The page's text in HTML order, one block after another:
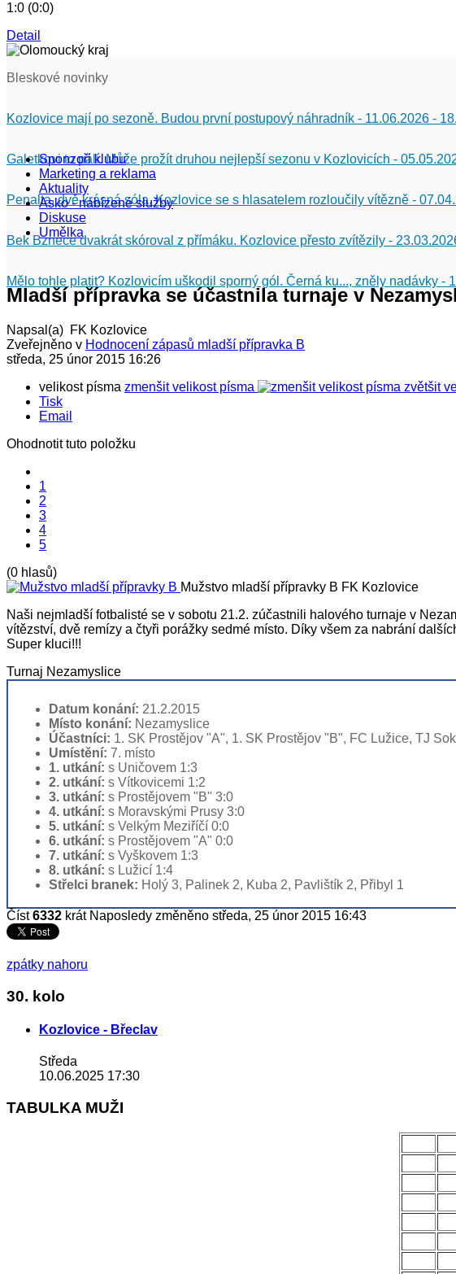
1:0 (0:0)
Detail
Bleskové novinky
Kozlovice mají po sezoně. Budou první postupový náhradník - 11.06.2026 -
Galetkovi to pálí. Může prožít druhou nejlepší sezonu v Kozlovicích -
Penalta, dvě krásná sóla. Kozlovice se s hlasatelem rozloučily vítězně -
Bek Bznece dvakrát skóroval z přímáku. Kozlovice přesto zvítězily -
Mělo tohle platit? Kozlovicím uškodil sporný gól. Černá ku..., zněly nadávky -
Sponzoři klubu
Marketing a reklama
Aktuality
Asko - nabízené služby
Diskuse
Umělka
Mladší přípravka se účastnila turnaje v
Napsal(a) FK Kozlovice
Zveřejněno v Hodnocení zápasů mladší přípravka B
středa, 25 únor 2015 16:26
velikost písma zmenšit velikost písma
zvětšit
Tisk
Email
Ohodnotit tuto položku
1
2
3
4
5
(0 hlasů)
Mužstvo mladší přípravky B FK Kozlovice
Naši nejmladší fotbalisté se v sobotu 21.2. zúčastnili halového turnaje v
vítězství, dvě remízy a čtyři porážky sedmé místo. Díky všem za nabrání
Super kluci!!!
Turnaj Nezamyslice
Datum konání: 21.2.2015
Místo konání: Nezamyslice
Účastníci: 1. SK Prostějov "A", 1. SK Prostějov "B", FC Lužice, TJ
Umístění: 7. místo
1. utkání: s Uničovem 1:3
2. utkání: s Vítkovicemi 1:2
3. utkání: s Prostějovem "B" 3:0
4. utkání: s Moravskými Prusy 3:0
5. utkání: s Velkým Meziříčí 0:0
6. utkání: s Prostějovem "A" 0:0
7. utkání: s Vyškovem 1:3
8. utkání: s Lužicí 1:4
Střelci branek: Holý 3, Palinek 2, Kuba 2, Pavlištík 2, Přibyl 1
Číst6332 krát Naposledy změněno středa, 25 únor 2015 16:43
zpátky nahoru
30. kolo
Kozlovice - Břeclav
Středa
10.06.2025 17:30
TABULKA MUŽI